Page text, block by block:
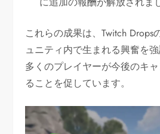
これらの成果は、Twitch Drops
ュニティ内で生まれる興奮を
多くのプレイヤーが今後のキ
ることを促しています。